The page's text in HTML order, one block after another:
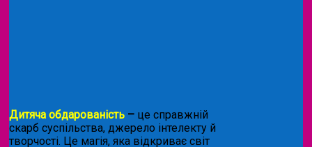
Дитяча обдарованість – це справжній
скарб суспільства, джерело інтелекту й
творчості. Це магія, яка відкриває світ